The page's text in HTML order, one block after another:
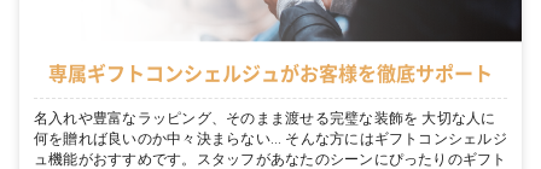
専属ギフトコンシェルジュがお客様を徹底サポート
名入れや豊富なラッピング、そのまま渡せる完璧な装飾を 大切な人に
何を贈れば良いのか中々決まらない… そんな方にはギフトコンシェルジ
ュ機能がおすすめです。スタッフがあなたのシーンにぴったりのギフト